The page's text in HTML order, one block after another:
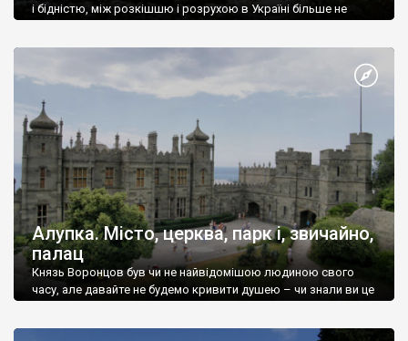
і бідністю, між розкішшю і розрухою в Україні більше не
Алупка. Місто, церква, парк і, звичайно,
палац
Князь Воронцов був чи не найвідомішою людиною свого
часу, але давайте не будемо кривити душею – чи знали ви це